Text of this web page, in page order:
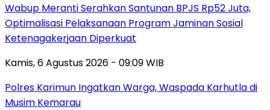
Wabup Meranti Serahkan Santunan BPJS Rp52 Juta,
Optimalisasi Pelaksanaan Program Jaminan Sosial
Ketenagakerjaan Diperkuat
Kamis, 6 Agustus 2026 - 09:09 WIB
Polres Karimun Ingatkan Warga, Waspada Karhutla di
Musim Kemarau